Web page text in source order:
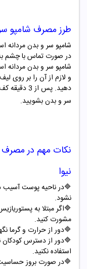
طرز مصرف شامپو
شامپو سر و بدن مردانه
در صورت تماس با چشم
شامپو سر و بدن مردانه
و لازم از آن را بر روی
دهید. پس
سر و بدن بشویید.
نکات مهم در مصرف
نیوا
🔷در ناحیه پوست آسیب
نشود.
🔷اگر مبتلا به
مشورت کنید.
🔷دور از حرارت و گرما
🔷
استفاده نکنید.
🔷در صورت بروز